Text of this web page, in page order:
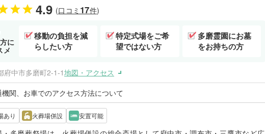
4.9 (口コミ 17件)
に
メ
移動の負担を減
らしたい方
特定式場をご希
望ではない方
多磨霊園にお墓
をお持ちの方
府中市多磨町2-1-1地図・アクセス
機関、お車でのアクセス方法について
あり 火葬場併設 安置可能